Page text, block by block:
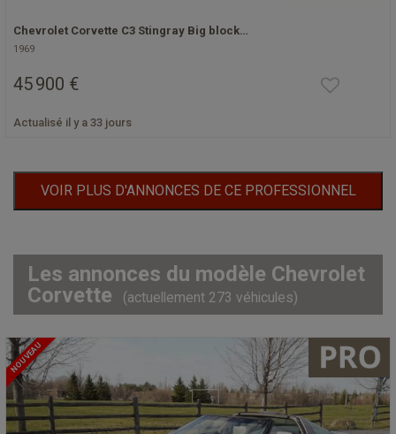
Chevrolet Corvette C3 Stingray Big block…
1969
45 900 €
Actualisé il y a 33 jours
VOIR PLUS D'ANNONCES DE CE PROFESSIONNEL
Les annonces du modèle Chevrolet
Corvette
(actuellement 273 véhicules)
NOUVEAU